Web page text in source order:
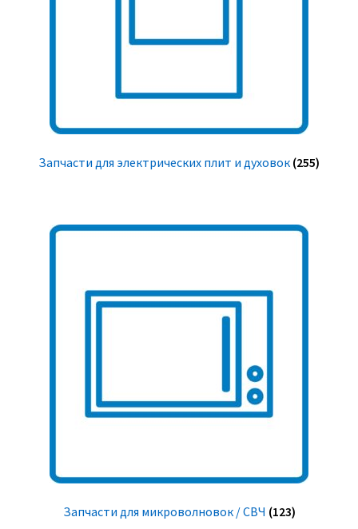
Запчасти для электрических плит и духовок (255)
Запчасти для микроволновок / СВЧ (123)